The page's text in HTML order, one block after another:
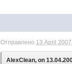
Отправлено 13 April
AlexClean, on